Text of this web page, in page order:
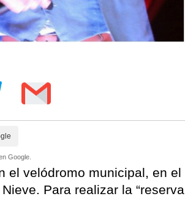
Google.
el velódromo municipal, en el
Para realizar la “reserva